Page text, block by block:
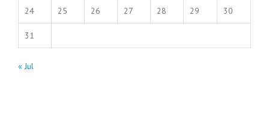
24 25 26 27 28 29 30
31
« Jul